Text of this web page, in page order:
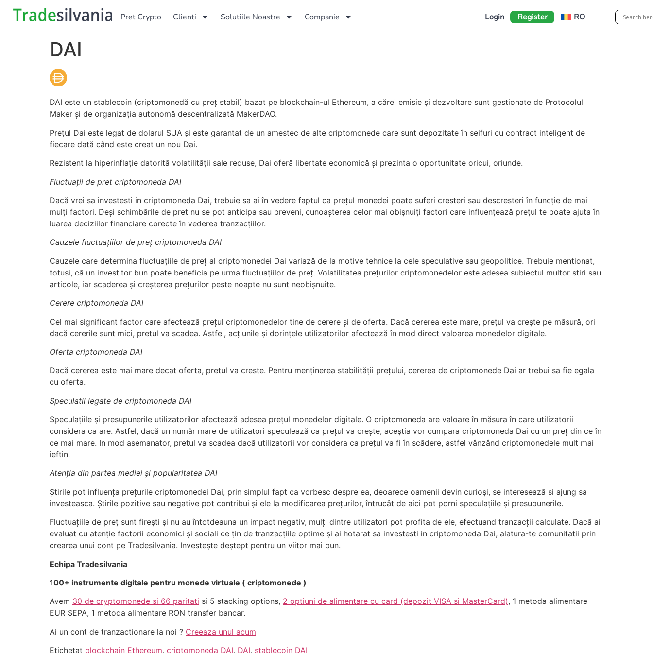
Pret Crypto Clienti Solutiile Noastre Companie Login Register RO
DAI
DAI este un stablecoin (criptomonedă cu preț stabil) bazat pe blockchain-ul Ethereum, a cărei emisie și dezvoltare sunt gestionate de Protocolul
Maker și de organizația autonomă descentralizată MakerDAO.
Prețul Dai este legat de dolarul SUA și este garantat de un amestec de alte criptomonede care sunt depozitate în seifuri cu contract inteligent de
fiecare dată când este creat un nou Dai.
Rezistent la hiperinflație datorită volatilității sale reduse, Dai oferă libertate economică și prezinta o oportunitate oricui, oriunde.
Fluctuații de pret criptomoneda DAI
Dacă vrei sa investesti in criptomoneda Dai, trebuie sa ai în vedere faptul ca prețul monedei poate suferi cresteri sau descresteri în funcție de mai
mulți factori. Deși schimbările de pret nu se pot anticipa sau preveni, cunoașterea celor mai obișnuiți factori care influențează prețul te poate ajuta în
luarea deciziilor financiare corecte în vederea tranzacțiilor.
Cauzele fluctuațiilor de preț criptomoneda DAI
Cauzele care determina fluctuațiile de preț al criptomonedei Dai variază de la motive tehnice la cele speculative sau geopolitice. Trebuie mentionat,
totusi, că un investitor bun poate beneficia pe urma fluctuațiilor de preț. Volatilitatea prețurilor criptomonedelor este adesea subiectul multor stiri sau
articole, iar scaderea și creșterea prețurilor peste noapte nu sunt neobișnuite.
Cerere criptomoneda DAI
Cel mai significant factor care afectează prețul criptomonedelor tine de cerere și de oferta. Dacă cererea este mare, prețul va crește pe măsură, ori
dacă cererile sunt mici, pretul va scadea. Astfel, acțiunile și dorințele utilizatorilor afectează în mod direct valoarea monedelor digitale.
Oferta criptomoneda DAI
Dacă cererea este mai mare decat oferta, pretul va creste. Pentru menținerea stabilității prețului, cererea de criptomonede Dai ar trebui sa fie egala
cu oferta.
Speculatii legate de criptomoneda DAI
Speculațiile și presupunerile utilizatorilor afectează adesea prețul monedelor digitale. O criptomoneda are valoare în măsura în care utilizatorii
considera ca are. Astfel, dacă un număr mare de utilizatori speculează ca prețul va crește, aceștia vor cumpara criptomoneda Dai cu un preț din ce în
ce mai mare. In mod asemanator, pretul va scadea dacă utilizatorii vor considera ca prețul va fi în scădere, astfel vânzând criptomonedele mult mai
ieftin.
Atenția din partea mediei și popularitatea DAI
Știrile pot influența prețurile criptomonedei Dai, prin simplul fapt ca vorbesc despre ea, deoarece oamenii devin curioși, se interesează și ajung sa
investeasca. Știrile pozitive sau negative pot contribui și ele la modificarea prețurilor, întrucât de aici pot porni speculațiile și presupunerile.
Fluctuațiile de preț sunt firești și nu au întotdeauna un impact negativ, mulți dintre utilizatori pot profita de ele, efectuand tranzacții calculate. Dacă ai
evaluat cu atenție factorii economici și sociali ce țin de tranzacțiile optime și ai hotarat sa investesti in criptomoneda Dai, alatura-te comunitatii prin
crearea unui cont pe Tradesilvania. Investește deștept pentru un viitor mai bun.
Echipa Tradesilvania
100+ instrumente digitale pentru monede virtuale ( criptomonede )
Avem 30 de cryptomonede si 66 paritati si 5 stacking options, 2 optiuni de alimentare cu card (depozit VISA si MasterCard), 1 metoda alimentare
EUR SEPA, 1 metoda alimentare RON transfer bancar.
Ai un cont de tranzactionare la noi ? Creeaza unul acum
Etichetat blockchain Ethereum, criptomoneda DAI, DAI, stablecoin DAI